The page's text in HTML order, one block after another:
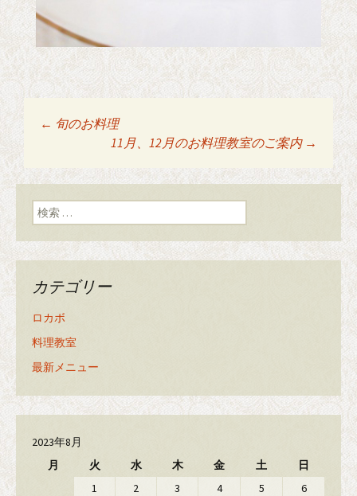
投稿ナビゲーショ
ン
← 旬のお料理
11月、12月のお料理教室のご案内 →
検索:
カテゴリー
ロカボ
料理教室
最新メニュー
2023年8月
月
火 水 木 金 土 日
1 2 3 4 5
6